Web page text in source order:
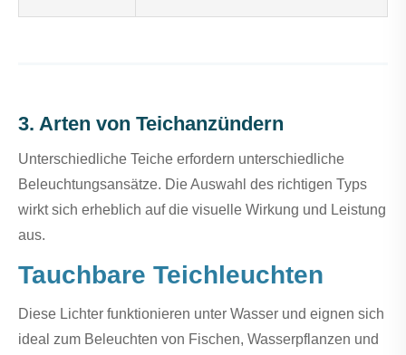
3. Arten von Teichanzündern
Unterschiedliche Teiche erfordern unterschiedliche
Beleuchtungsansätze. Die Auswahl des richtigen Typs
wirkt sich erheblich auf die visuelle Wirkung und Leistung
aus.
Tauchbare Teichleuchten
Diese Lichter funktionieren unter Wasser und eignen sich
ideal zum Beleuchten von Fischen, Wasserpflanzen und